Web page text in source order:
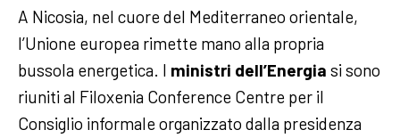
A Nicosia, nel cuore del Mediterraneo orientale,
l’Unione europea rimette mano alla propria
bussola energetica. I ministri dell’Energia si sono
riuniti al Filoxenia Conference Centre per il
Consiglio informale organizzato dalla presidenza